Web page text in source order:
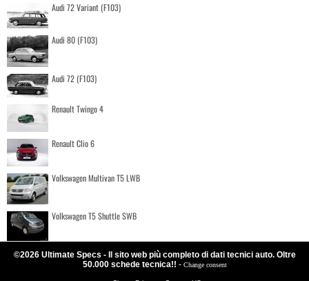
Audi 72 Variant (F103)
Audi 80 (F103)
Audi 72 (F103)
Renault Twingo 4
Renault Clio 6
Volkswagen Multivan T5 LWB
Volkswagen T5 Shuttle SWB
©2026 Ultimate Specs - Il sito web più completo di dati tecnici auto. Oltre
50.000 schede tecnica!! - Change consent